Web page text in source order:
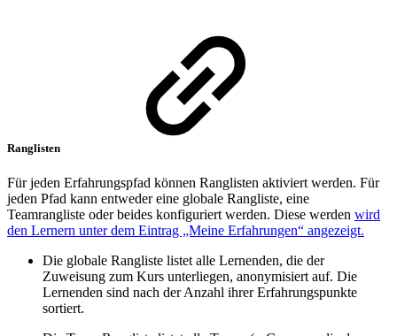
Ranglisten
Für jeden Erfahrungspfad können Ranglisten aktiviert werden. Für
jeden Pfad kann entweder eine globale Rangliste, eine
Teamrangliste oder beides konfiguriert werden. Diese werden wird
den Lernern unter dem Eintrag „Meine Erfahrungen“ angezeigt.
Die globale Rangliste listet alle Lernenden, die der
Zuweisung zum Kurs unterliegen, anonymisiert auf. Die
Lernenden sind nach der Anzahl ihrer Erfahrungspunkte
sortiert.